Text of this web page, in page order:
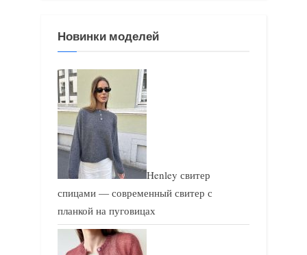
а
и
с
ь
:
Новинки моделей
Henley свитер
спицами — современный свитер с
планкой на пуговицах